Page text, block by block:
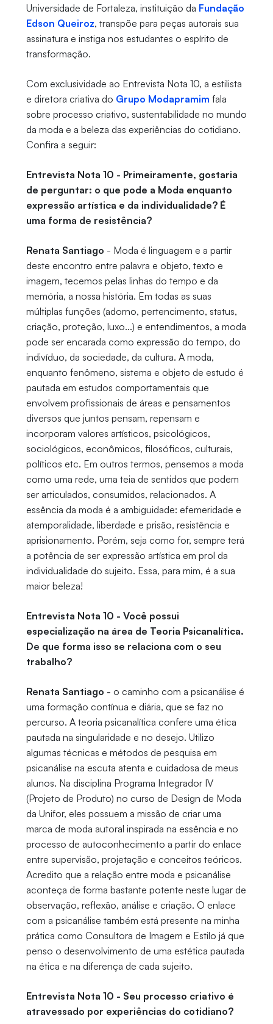
Universidade de Fortaleza, instituição da Fundação
Edson Queiroz, transpõe para peças autorais sua
assinatura e instiga nos estudantes o espírito de
transformação.
Com exclusividade ao Entrevista Nota 10, a estilista
e diretora criativa do Grupo Modapramim fala
sobre processo criativo, sustentabilidade no mundo
da moda e a beleza das experiências do cotidiano.
Confira a seguir:
Entrevista Nota 10 - Primeiramente, gostaria
de perguntar: o que pode a Moda enquanto
expressão artística e da individualidade? É
uma forma de resistência?
Renata Santiago - Moda é linguagem e a partir
deste encontro entre palavra e objeto, texto e
imagem, tecemos pelas linhas do tempo e da
memória, a nossa história. Em todas as suas
múltiplas funções (adorno, pertencimento, status,
criação, proteção, luxo...) e entendimentos, a moda
pode ser encarada como expressão do tempo, do
indivíduo, da sociedade, da cultura. A moda,
enquanto fenômeno, sistema e objeto de estudo é
pautada em estudos comportamentais que
envolvem profissionais de áreas e pensamentos
diversos que juntos pensam, repensam e
incorporam valores artísticos, psicológicos,
sociológicos, econômicos, filosóficos, culturais,
políticos etc. Em outros termos, pensemos a moda
como uma rede, uma teia de sentidos que podem
ser articulados, consumidos, relacionados. A
essência da moda é a ambiguidade: efemeridade e
atemporalidade, liberdade e prisão, resistência e
aprisionamento. Porém, seja como for, sempre terá
a potência de ser expressão artística em prol da
individualidade do sujeito. Essa, para mim, é a sua
maior beleza!
Entrevista Nota 10 - Você possui
especialização na área de Teoria Psicanalítica.
De que forma isso se relaciona com o seu
trabalho?
Renata Santiago - o caminho com a psicanálise é
uma formação contínua e diária, que se faz no
percurso. A teoria psicanalítica confere uma ética
pautada na singularidade e no desejo. Utilizo
algumas técnicas e métodos de pesquisa em
psicanálise na escuta atenta e cuidadosa de meus
alunos. Na disciplina Programa Integrador IV
(Projeto de Produto) no curso de Design de Moda
da Unifor, eles possuem a missão de criar uma
marca de moda autoral inspirada na essência e no
processo de autoconhecimento a partir do enlace
entre supervisão, projetação e conceitos teóricos.
Acredito que a relação entre moda e psicanálise
aconteça de forma bastante potente neste lugar de
observação, reflexão, análise e criação. O enlace
com a psicanálise também está presente na minha
prática como Consultora de Imagem e Estilo já que
penso o desenvolvimento de uma estética pautada
na ética e na diferença de cada sujeito.
Entrevista Nota 10 - Seu processo criativo é
atravessado por experiências do cotidiano?